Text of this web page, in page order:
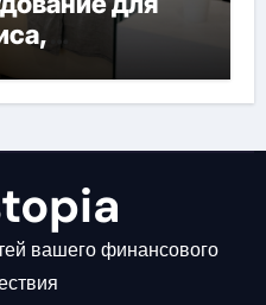
и
вашего финансового